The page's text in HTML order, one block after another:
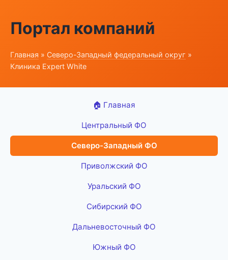
Портал компаний
Главная » Северо-Западный федеральный округ »
Клиника Expert White
🏠 Главная
Центральный ФО
Северо-Западный ФО
Приволжский ФО
Уральский ФО
Сибирский ФО
Дальневосточный ФО
Южный ФО